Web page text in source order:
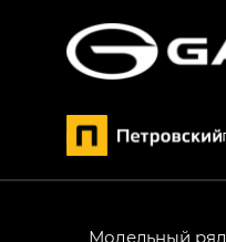
Модельный ряд